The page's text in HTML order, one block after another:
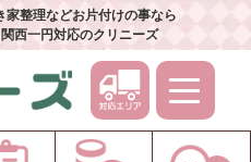
整理などお片付けの事なら
西一円対応のクリニーズ